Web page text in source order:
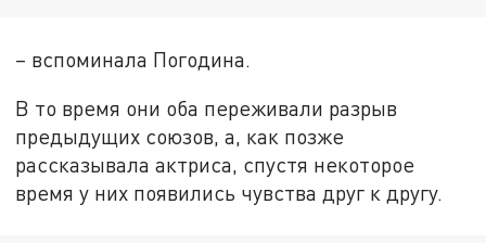
– вспоминала Погодина.
В то время они оба переживали разрыв
предыдущих союзов, а, как позже
рассказывала актриса, спустя некоторое
время у них появились чувства друг к другу.